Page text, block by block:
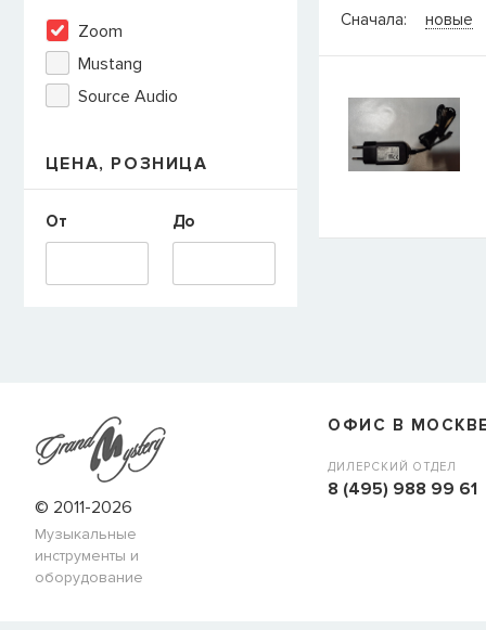
Zoom
Mustang
Source Audio
ЦЕНА, РОЗНИЦА
От До
ТовараСтруны
когда товар
Имя
Сначала: новые
© 2011-2026
Музыкальные
инструменты и
оборудование
ОФИС В
ДИЛЕРСКИЙ ОТДЕЛ
8 (495) 988 99 61